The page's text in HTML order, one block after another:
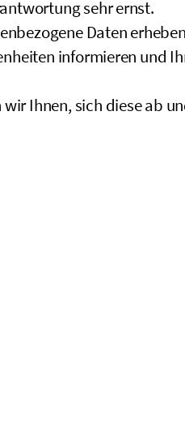
sehr ernst.
Daten
informieren und
Ihnen, sich diese ab